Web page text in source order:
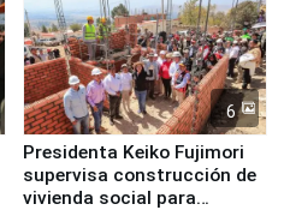
6
Presidenta Keiko Fujimori
supervisa construcción de
vivienda social para